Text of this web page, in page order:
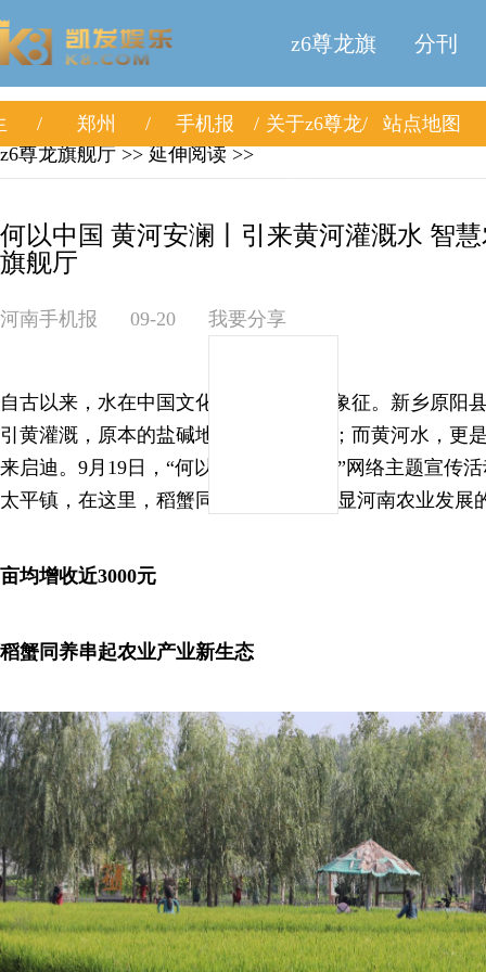
z6尊龙旗
舰厅
分刊
郑州 手机报 关于z6尊龙
站点地图
z6尊龙旗舰厅 >> 延伸阅读 >>
何以中国 黄河安澜丨引来黄河灌溉水 智
旗舰厅
河南手机报 09-20 我要分享
自古以来，水在中国文化中就是智慧的象征。新乡原阳
引黄灌溉，原本的盐碱地变身万顷良田；而黄河水，更
来启迪。9月19日，“何以中国·黄河安澜”网络主题宣传
太平镇，在这里，稻蟹同养、5g 农业彰显河南农业发展
亩均增收近3000元
稻蟹同养串起农业产业新生态